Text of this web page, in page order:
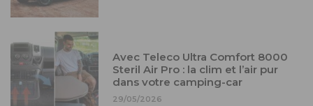
Avec Teleco Ultra Comfort 8000
Steril Air Pro : la clim et l’air pur
dans votre camping-car
29/05/2026